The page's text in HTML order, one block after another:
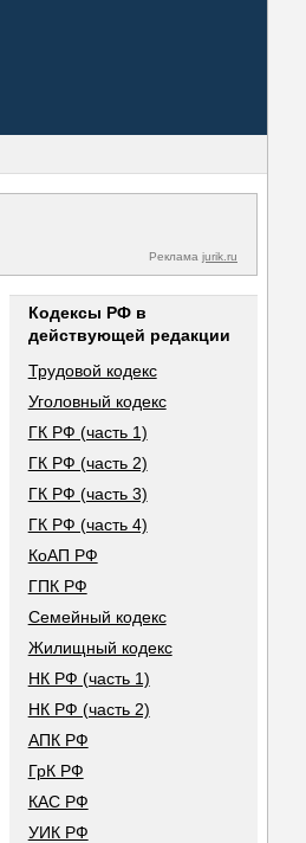
Реклама jurik.ru
Кодексы РФ в
действующей редакции
Трудовой кодекс
Уголовный кодекс
ГК РФ (часть 1)
ГК РФ (часть 2)
ГК РФ (часть 3)
ГК РФ (часть 4)
КоАП РФ
ГПК РФ
Семейный кодекс
Жилищный кодекс
НК РФ (часть 1)
НК РФ (часть 2)
АПК РФ
ГрК РФ
КАС РФ
УИК РФ